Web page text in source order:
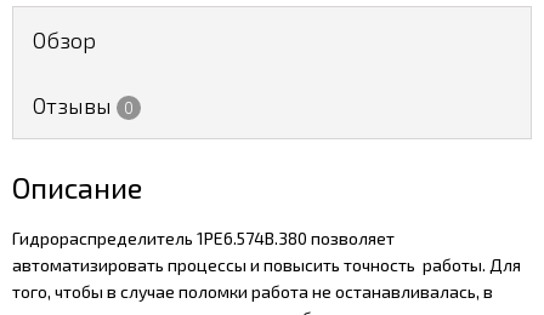
Обзор
Отзывы 0
Описание
Гидрораспределитель 1РЕ6.574В.380 позволяет
автоматизировать процессы и повысить точность работы. Для
того, чтобы в случае поломки работа не останавливалась, в